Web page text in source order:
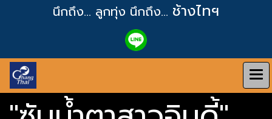
นึกถึง... ลูกทุ่ง นึกถึง... ช้างไทฯ